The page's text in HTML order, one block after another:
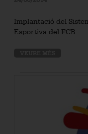
Implantació del
Esportiva del FCB